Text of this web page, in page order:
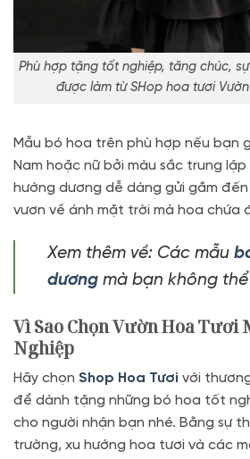
Phù hợp tặng tốt nghiệp, tăng chúc,
được làm từ SHop hoa tươi
Mẫu bó hoa trên phù hợp nếu bạn
Nam hoặc nữ bởi màu sắc trung
hướng dương dễ dàng gửi gắm
vươn về ánh mặt trời mà hoa chứa
Xem thêm về: Các mẫu
dương mà bạn không
Vì Sao Chọn Vườn Hoa Tươi
Nghiệp
Hãy chọn Shop Hoa Tươi với
để dành tặng những bó hoa tốt
cho người nhận bạn nhé. Bằng sự
trường, xu hướng hoa tươi và các